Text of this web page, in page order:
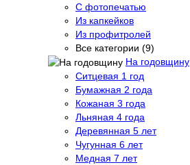
С фотопечатью
Из капкейков
Из профитролей
Все категории (9)
На годовщину
Ситцевая 1 год
Бумажная 2 года
Кожаная 3 года
Льняная 4 года
Деревянная 5 лет
Чугунная 6 лет
Медная 7 лет